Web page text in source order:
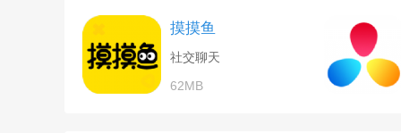
摸摸鱼
社交聊天
62MB